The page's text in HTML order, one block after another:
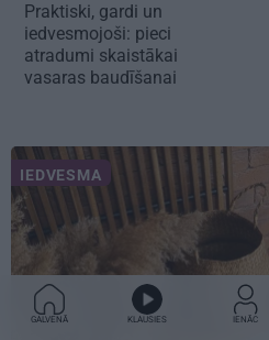
Praktiski, gardi un
iedvesmojoši: pieci
atradumi skaistākai
vasaras baudīšanai
IEDVESMA
GALVENĀ KLAUSIES IENĀC